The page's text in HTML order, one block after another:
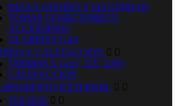
REGULADORES Y SEGURIDAD
TOMAS CONECTORES Y
ACCESORIOS
ALARMAS GAS
Y CALEFACCION  
TERMOS A GAS, 12V, 220V
CALEFACCION
EXTERIOR.  
TOLDOS  